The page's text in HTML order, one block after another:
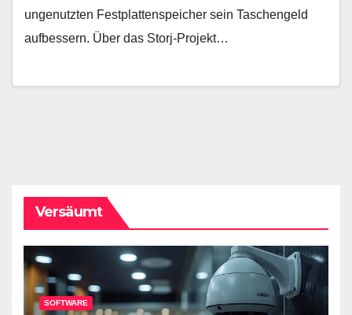
ungenutzten Festplattenspeicher sein Taschengeld
aufbessern. Über das Storj-Projekt…
Versäumt
SOFTWARE